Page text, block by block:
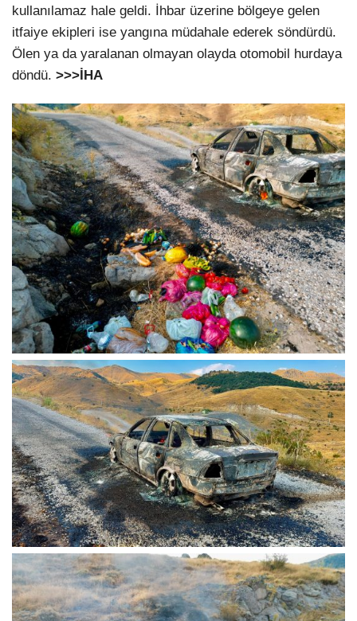
kullanılamaz hale geldi. İhbar üzerine bölgeye gelen
itfaiye ekipleri ise yangına müdahale ederek söndürdü.
Ölen ya da yaralanan olmayan olayda otomobil hurdaya
döndü. >>>İHA